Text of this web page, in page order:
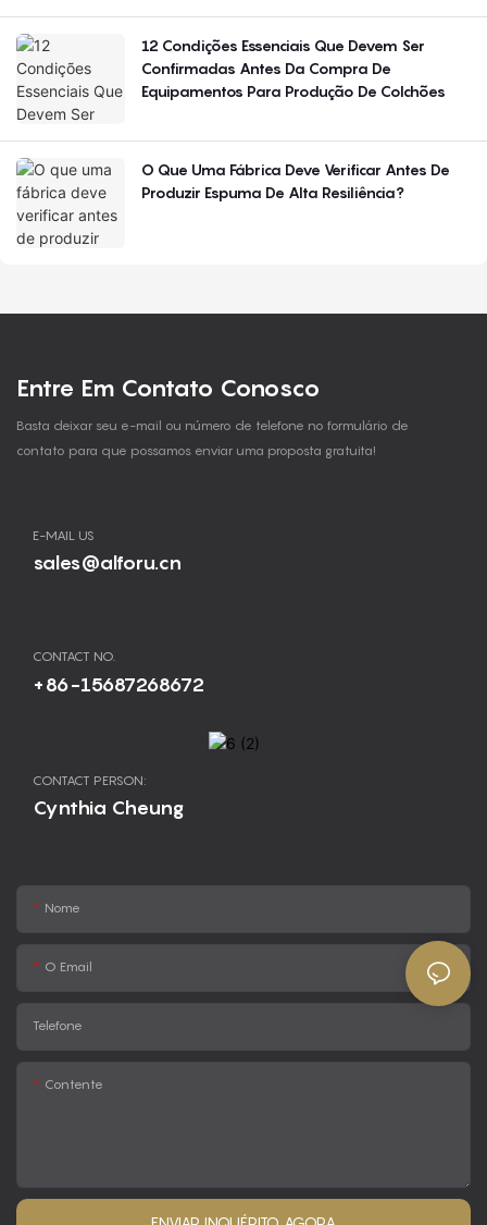
12 Condições Essenciais Que Devem Ser
Confirmadas Antes Da Compra De
Equipamentos Para Produção De Colchões
O Que Uma Fábrica Deve Verificar Antes De
Produzir Espuma De Alta Resiliência?
Entre Em Contato Conosco
Basta deixar seu e-mail ou número de telefone no formulário de
contato para que possamos enviar uma proposta gratuita!
E-MAIL US
sales@alforu.cn
CONTACT NO.
+86-15687268672
CONTACT PERSON:
Cynthia Cheung
Nome
O Email
Telefone
Contente